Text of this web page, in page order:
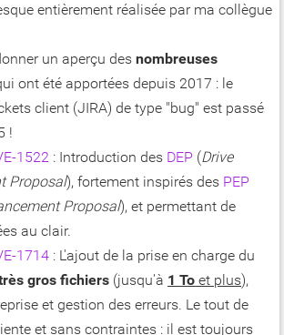
entièrement réalisée par ma collègue
un aperçu des nombreuses
ont été apportées depuis 2017 : le
client (JIRA) de type "bug" est passé
!
1522 : Introduction des DEP (Drive
Proposal), fortement inspirés des PEP
Proposal), et permettant de
au clair.
1714 : L'ajout de la prise en charge du
gros fichiers (jusqu'à 1 To et plus),
et gestion des erreurs. Le tout de
et sans contraintes : il est toujours